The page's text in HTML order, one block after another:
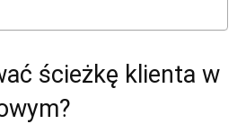
ścieżkę klienta w